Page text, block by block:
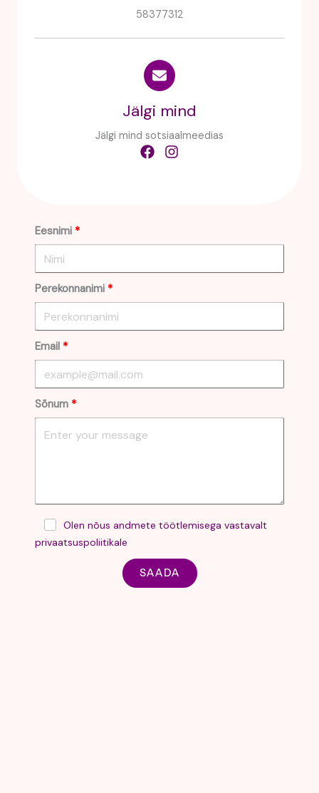
58377312
Jälgi mind
Jälgi mind sotsiaalmeedias
Eesnimi
Perekonnanimi
Email
Sõnum
Olen nõus andmete töötlemisega vastavalt
privaatsuspoliitikale
SAADA